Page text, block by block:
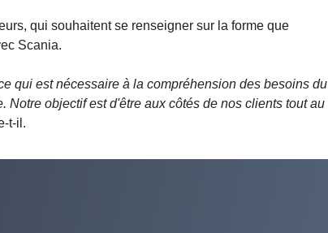
qui souhaitent se renseigner sur la forme que
Scania.
qui est nécessaire à la compréhension des besoins du
objectif est d'être aux côtés de nos clients tout au
t-il.